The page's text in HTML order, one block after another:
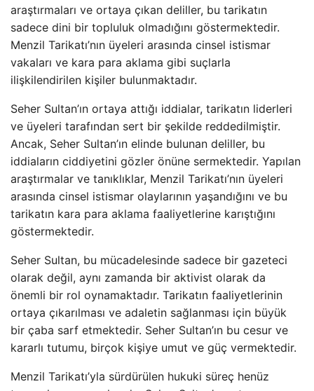
araştırmaları ve ortaya çıkan deliller, bu tarikatın
sadece dini bir topluluk olmadığını göstermektedir.
Menzil Tarikatı’nın üyeleri arasında cinsel istismar
vakaları ve kara para aklama gibi suçlarla
ilişkilendirilen kişiler bulunmaktadır.
Seher Sultan’ın ortaya attığı iddialar, tarikatın liderleri
ve üyeleri tarafından sert bir şekilde reddedilmiştir.
Ancak, Seher Sultan’ın elinde bulunan deliller, bu
iddiaların ciddiyetini gözler önüne sermektedir. Yapılan
araştırmalar ve tanıklıklar, Menzil Tarikatı’nın üyeleri
arasında cinsel istismar olaylarının yaşandığını ve bu
tarikatın kara para aklama faaliyetlerine karıştığını
göstermektedir.
Seher Sultan, bu mücadelesinde sadece bir gazeteci
olarak değil, aynı zamanda bir aktivist olarak da
önemli bir rol oynamaktadır. Tarikatın faaliyetlerinin
ortaya çıkarılması ve adaletin sağlanması için büyük
bir çaba sarf etmektedir. Seher Sultan’ın bu cesur ve
kararlı tutumu, birçok kişiye umut ve güç vermektedir.
Menzil Tarikatı’yla sürdürülen hukuki süreç henüz